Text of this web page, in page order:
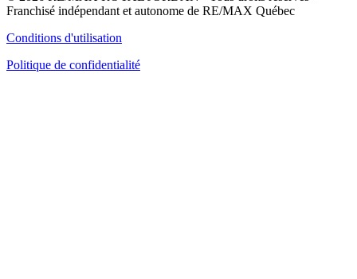
Franchisé indépendant et autonome de RE/MAX Québec
Conditions d'utilisation
Politique de confidentialité